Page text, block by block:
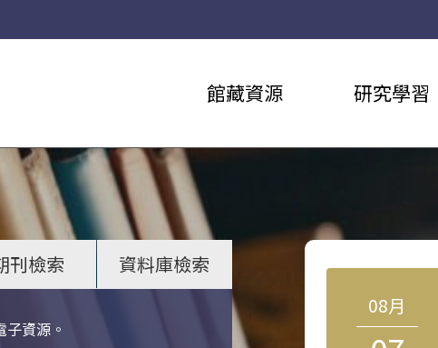
館藏資源 研究學習
刊檢索 資料庫檢索
資源。
08月